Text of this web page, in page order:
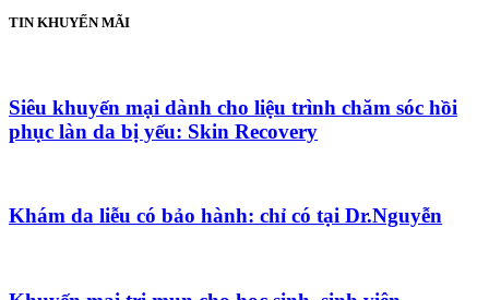
TIN KHUYẾN MÃI
Siêu khuyến mại dành cho liệu trình chăm sóc hồi
phục làn da bị yếu: Skin Recovery
Khám da liễu có bảo hành: chỉ có tại Dr.Nguyễn